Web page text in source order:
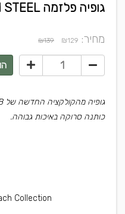
גופיה פלזמה ELYSIUM STEEL
מחיר: ₪129
₪139
גופיה מהקולקציה החדשה של PLAZMALAB
כותנה סרוקה באיכות גבוהה.
Collection*